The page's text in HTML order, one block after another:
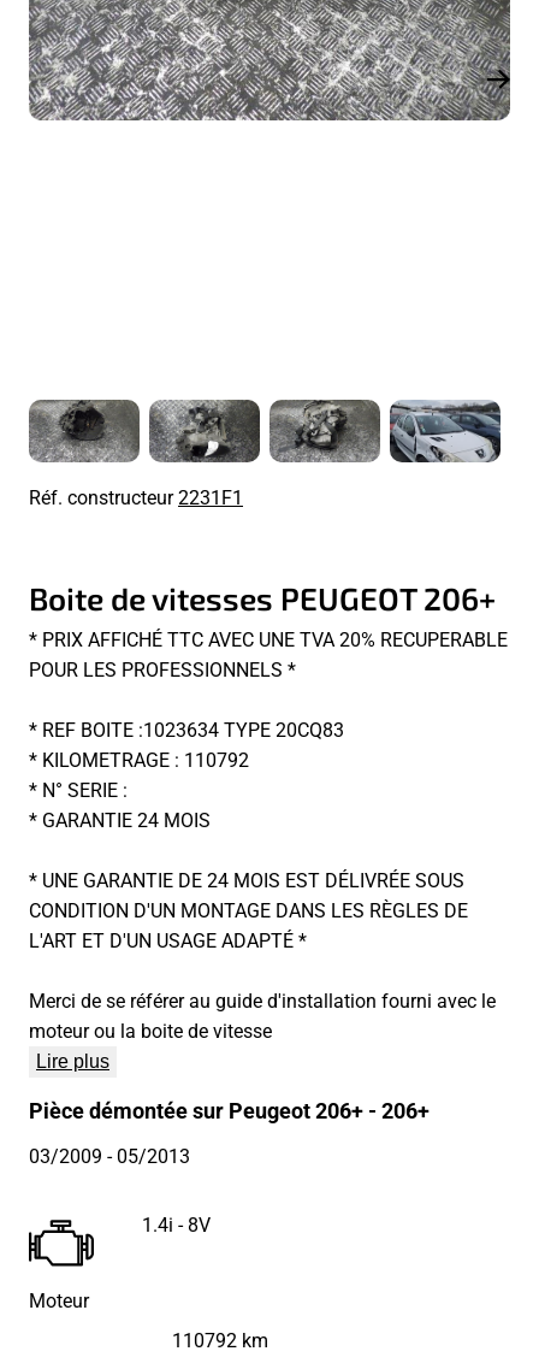
Réf. constructeur2231F1
Boite de vitesses PEUGEOT 206+
* PRIX AFFICHÉ TTC AVEC UNE TVA 20% RECUPERABLE
POUR LES PROFESSIONNELS *
* REF BOITE :1023634 TYPE 20CQ83
* KILOMETRAGE : 110792
* N° SERIE :
* GARANTIE 24 MOIS
* UNE GARANTIE DE 24 MOIS EST DÉLIVRÉE SOUS
CONDITION D'UN MONTAGE DANS LES RÈGLES DE
L'ART ET D'UN USAGE ADAPTÉ *
Merci de se référer au guide d'installation fourni avec le
moteur ou la boite de vitesse
Lire plus
Pièce démontée sur Peugeot 206+ - 206+
03/2009 - 05/2013
Moteur
1.4i - 8V
110792 km